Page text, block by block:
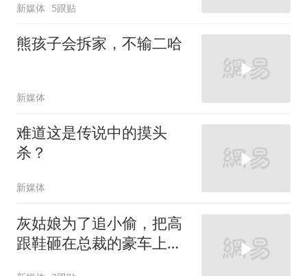
新媒体 5跟贴
熊孩子会拆家，不输二哈
新媒体
难道这是传说中的摸头
杀？
新媒体
灰姑娘为了追小偷，把高
跟鞋砸在总裁的豪车上，